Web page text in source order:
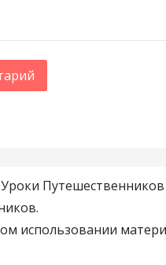
использовании